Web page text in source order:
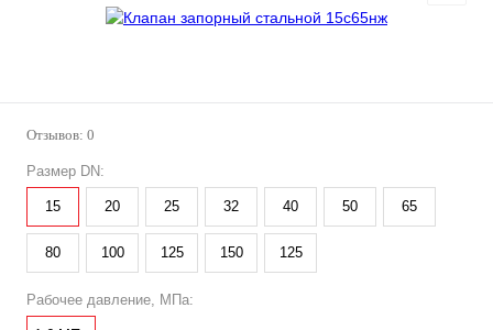
Отзывов: 0
Размер DN:
15 20 25 32 40 50 65
80 100 125 150 125
Рабочее давление, МПа: